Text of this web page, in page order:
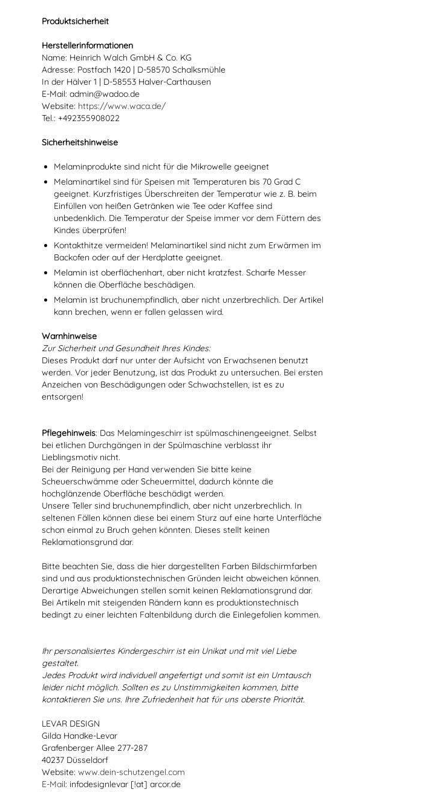
Produktsicherheit
Herstellerinformationen
Name: Heinrich Walch GmbH & Co. KG
Adresse: Postfach 1420 | D-58570 Schalksmühle
In der Hälver 1 | D-58553 Halver-Carthausen
E-Mail: admin@wadoo.de
Website: https://www.waca.de/
Tel.: +492355908022
Sicherheitshinweise
Melaminprodukte sind nicht für die Mikrowelle geeignet
Melaminartikel sind für Speisen mit Temperaturen bis 70 Grad C
geeignet. Kurzfristiges Überschreiten der Temperatur wie z. B. beim
Einfüllen von heißen Getränken wie Tee oder Kaffee sind
unbedenklich. Die Temperatur der Speise immer vor dem Füttern des
Kindes überprüfen!
Kontakthitze vermeiden! Melaminartikel sind nicht zum Erwärmen im
Backofen oder auf der Herdplatte geeignet.
Melamin ist oberflächenhart, aber nicht kratzfest. Scharfe Messer
können die Oberfläche beschädigen.
Melamin ist bruchunempfindlich, aber nicht unzerbrechlich. Der Artikel
kann brechen, wenn er fallen gelassen wird.
Warnhinweise
Zur Sicherheit und Gesundheit Ihres Kindes:
Dieses Produkt darf nur unter der Aufsicht von Erwachsenen benutzt
werden. Vor jeder Benutzung, ist das Produkt zu untersuchen. Bei ersten
Anzeichen von Beschädigungen oder Schwachstellen, ist es zu
entsorgen!
Pflegehinweis: Das Melamingeschirr ist spülmaschinengeeignet. Selbst
bei etlichen Durchgängen in der Spülmaschine verblasst ihr
Lieblingsmotiv nicht.
Bei der Reinigung per Hand verwenden Sie bitte keine
Scheuerschwämme oder Scheuermittel, dadurch könnte die
hochglänzende Oberfläche beschädigt werden.
Unsere Teller sind bruchunempfindlich, aber nicht unzerbrechlich. In
seltenen Fällen können diese bei einem Sturz auf eine harte Unterfläche
schon einmal zu Bruch gehen könnten. Dieses stellt keinen
Reklamationsgrund dar.
Bitte beachten Sie, dass die hier dargestellten Farben Bildschirmfarben
sind und aus produktionstechnischen Gründen leicht abweichen können.
Derartige Abweichungen stellen somit keinen Reklamationsgrund dar.
Bei Artikeln mit steigenden Rändern kann es produktionstechnisch
bedingt zu einer leichten Faltenbildung durch die Einlegefolien kommen.
Ihr personalisiertes Kindergeschirr ist ein Unikat und mit viel Liebe
gestaltet.
Jedes Produkt wird individuell angefertigt und somit ist ein Umtausch
leider nicht möglich. Sollten es zu Unstimmigkeiten kommen, bitte
kontaktieren Sie uns. Ihre Zufriedenheit hat für uns oberste Priorität.
LEVAR DESIGN
Gilda Handke-Levar
Grafenberger Allee 277-287
40237 Düsseldorf
Website: www.dein-schutzengel.com
E-Mail: infodesignlevar [!at] arcor.de